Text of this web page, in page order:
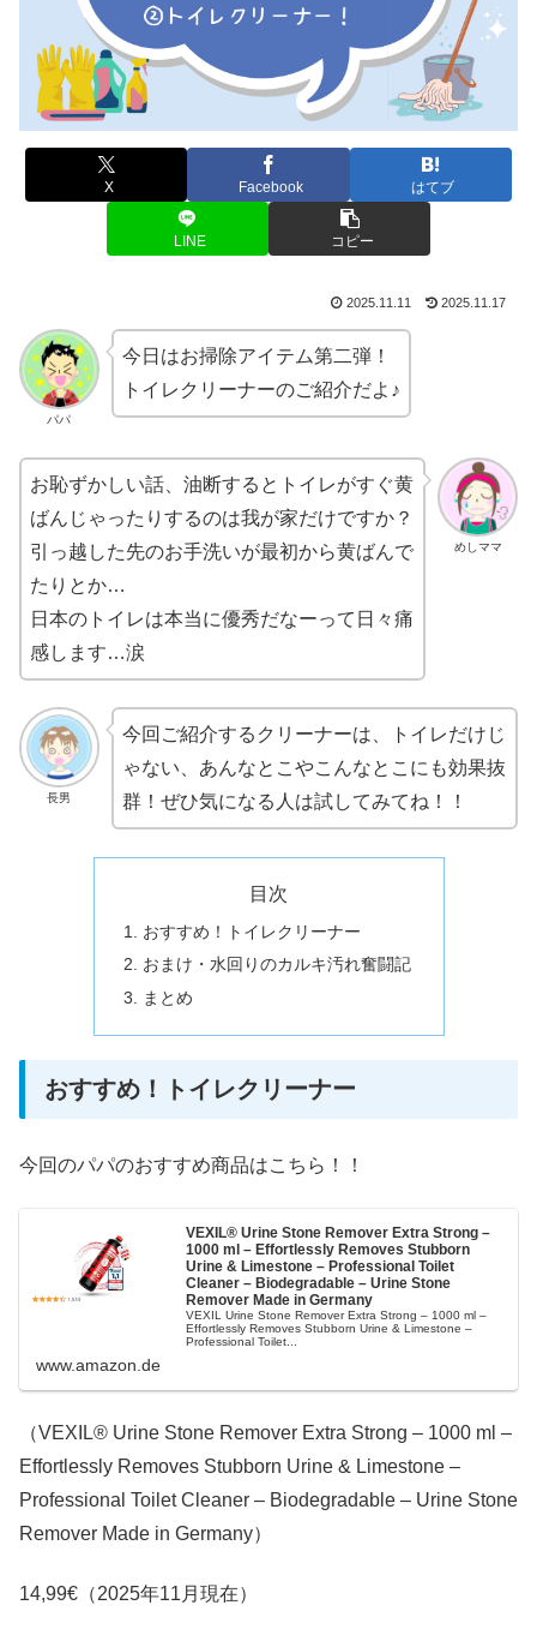
X Facebook はてブ
LINE コピー
2025.11.11 2025.11.17
パパ
今日はお掃除アイテム第二弾！
トイレクリーナーのご紹介だよ♪
めしママ
お恥ずかしい話、油断するとトイレがすぐ黄
ばんじゃったりするのは我が家だけですか？
引っ越した先のお手洗いが最初から黄ばんで
たりとか…
日本のトイレは本当に優秀だなーって日々痛
感します…涙
長男
今回ご紹介するクリーナーは、トイレだけじ
ゃない、あんなとこやこんなとこにも効果抜
群！ぜひ気になる人は試してみてね！！
目次
おすすめ！トイレクリーナー
おまけ・水回りのカルキ汚れ奮闘記
まとめ
おすすめ！トイレクリーナー
今回のパパのおすすめ商品はこちら！！
VEXIL® Urine Stone Remover Extra Strong –
1000 ml – Effortlessly Removes Stubborn
Urine & Limestone – Professional Toilet
Cleaner – Biodegradable – Urine Stone
Remover Made in Germany
VEXIL Urine Stone Remover Extra Strong – 1000 ml –
Effortlessly Removes Stubborn Urine & Limestone –
Professional Toilet...
www.amazon.de
（VEXIL® Urine Stone Remover Extra Strong – 1000 ml –
Effortlessly Removes Stubborn Urine & Limestone –
Professional Toilet Cleaner – Biodegradable – Urine Stone
Remover Made in Germany）
14,99€（2025年11月現在）